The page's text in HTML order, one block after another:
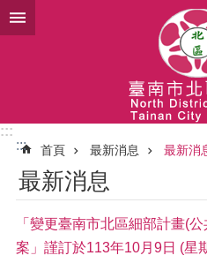
跳到主要內容區塊
:::
:::
首頁 最新消息 最新消
最新消息
「變更臺南市北區細部計畫(
案」謹訂於113年10月9日 (星